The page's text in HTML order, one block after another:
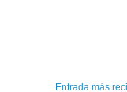
Entrada más